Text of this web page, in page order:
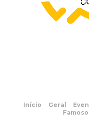
Início Geral